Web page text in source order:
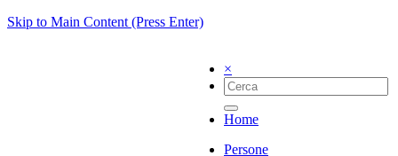
Skip to Main Content (Press Enter)
×
Home
Persone